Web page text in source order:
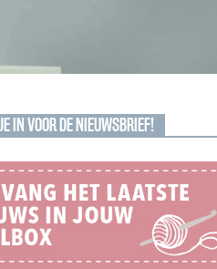
IN VOOR DE NIEUWSBRIEF!